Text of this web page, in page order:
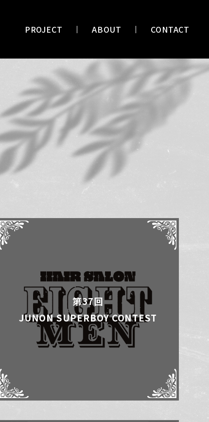
PROJECT ABOUT CONTACT
第37回
JUNON SUPERBOY CONTEST